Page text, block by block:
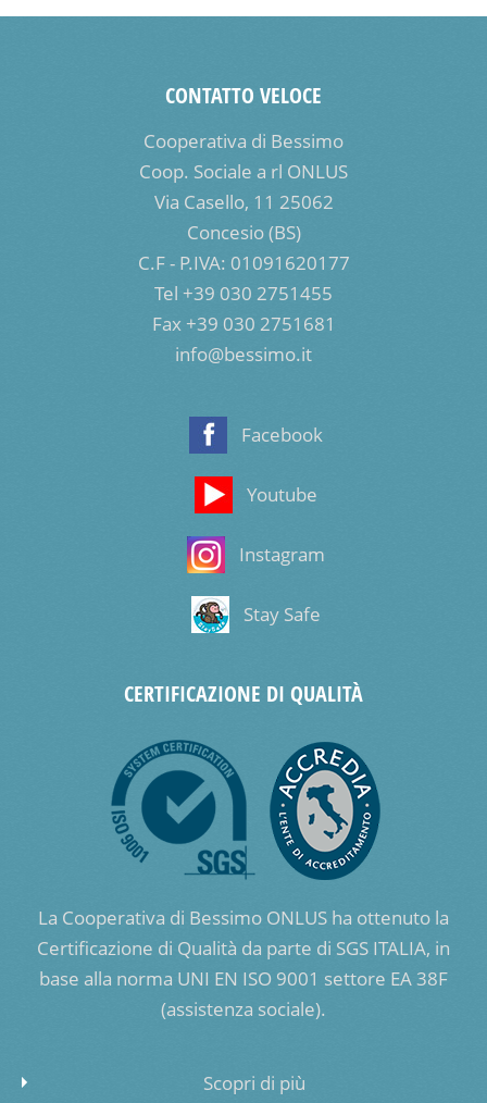
CONTATTO VELOCE
Cooperativa di Bessimo
Coop. Sociale a rl ONLUS
Via Casello, 11 25062
Concesio (BS)
C.F - P.IVA: 01091620177
Tel +39 030 2751455
Fax +39 030 2751681
info@bessimo.it
Facebook
Youtube
Instagram
Stay Safe
CERTIFICAZIONE DI QUALITÀ
La Cooperativa di Bessimo ONLUS ha ottenuto la
Certificazione di Qualità da parte di SGS ITALIA, in
base alla norma UNI EN ISO 9001 settore EA 38F
(assistenza sociale).
Scopri di più